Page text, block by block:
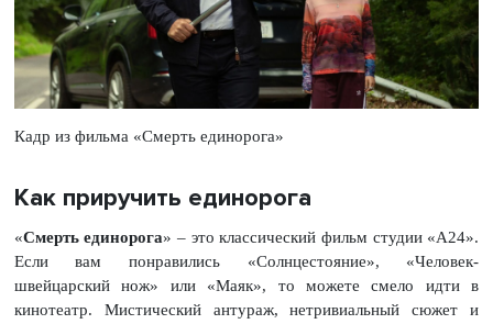
Кадр из фильма «Смерть единорога»
Как приручить единорога
«Смерть единорога» – это классический фильм студии «А24».
Если вам понравились «Солнцестояние», «Человек-
швейцарский нож» или «Маяк», то можете смело идти в
кинотеатр. Мистический антураж, нетривиальный сюжет и